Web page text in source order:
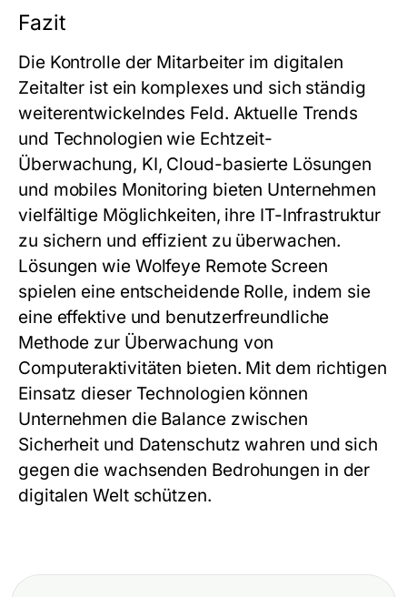
Fazit
Die Kontrolle der Mitarbeiter im digitalen
Zeitalter ist ein komplexes und sich ständig
weiterentwickelndes Feld. Aktuelle Trends
und Technologien wie Echtzeit-
Überwachung, KI, Cloud-basierte Lösungen
und mobiles Monitoring bieten Unternehmen
vielfältige Möglichkeiten, ihre IT-Infrastruktur
zu sichern und effizient zu überwachen.
Lösungen wie Wolfeye Remote Screen
spielen eine entscheidende Rolle, indem sie
eine effektive und benutzerfreundliche
Methode zur Überwachung von
Computeraktivitäten bieten. Mit dem richtigen
Einsatz dieser Technologien können
Unternehmen die Balance zwischen
Sicherheit und Datenschutz wahren und sich
gegen die wachsenden Bedrohungen in der
digitalen Welt schützen.